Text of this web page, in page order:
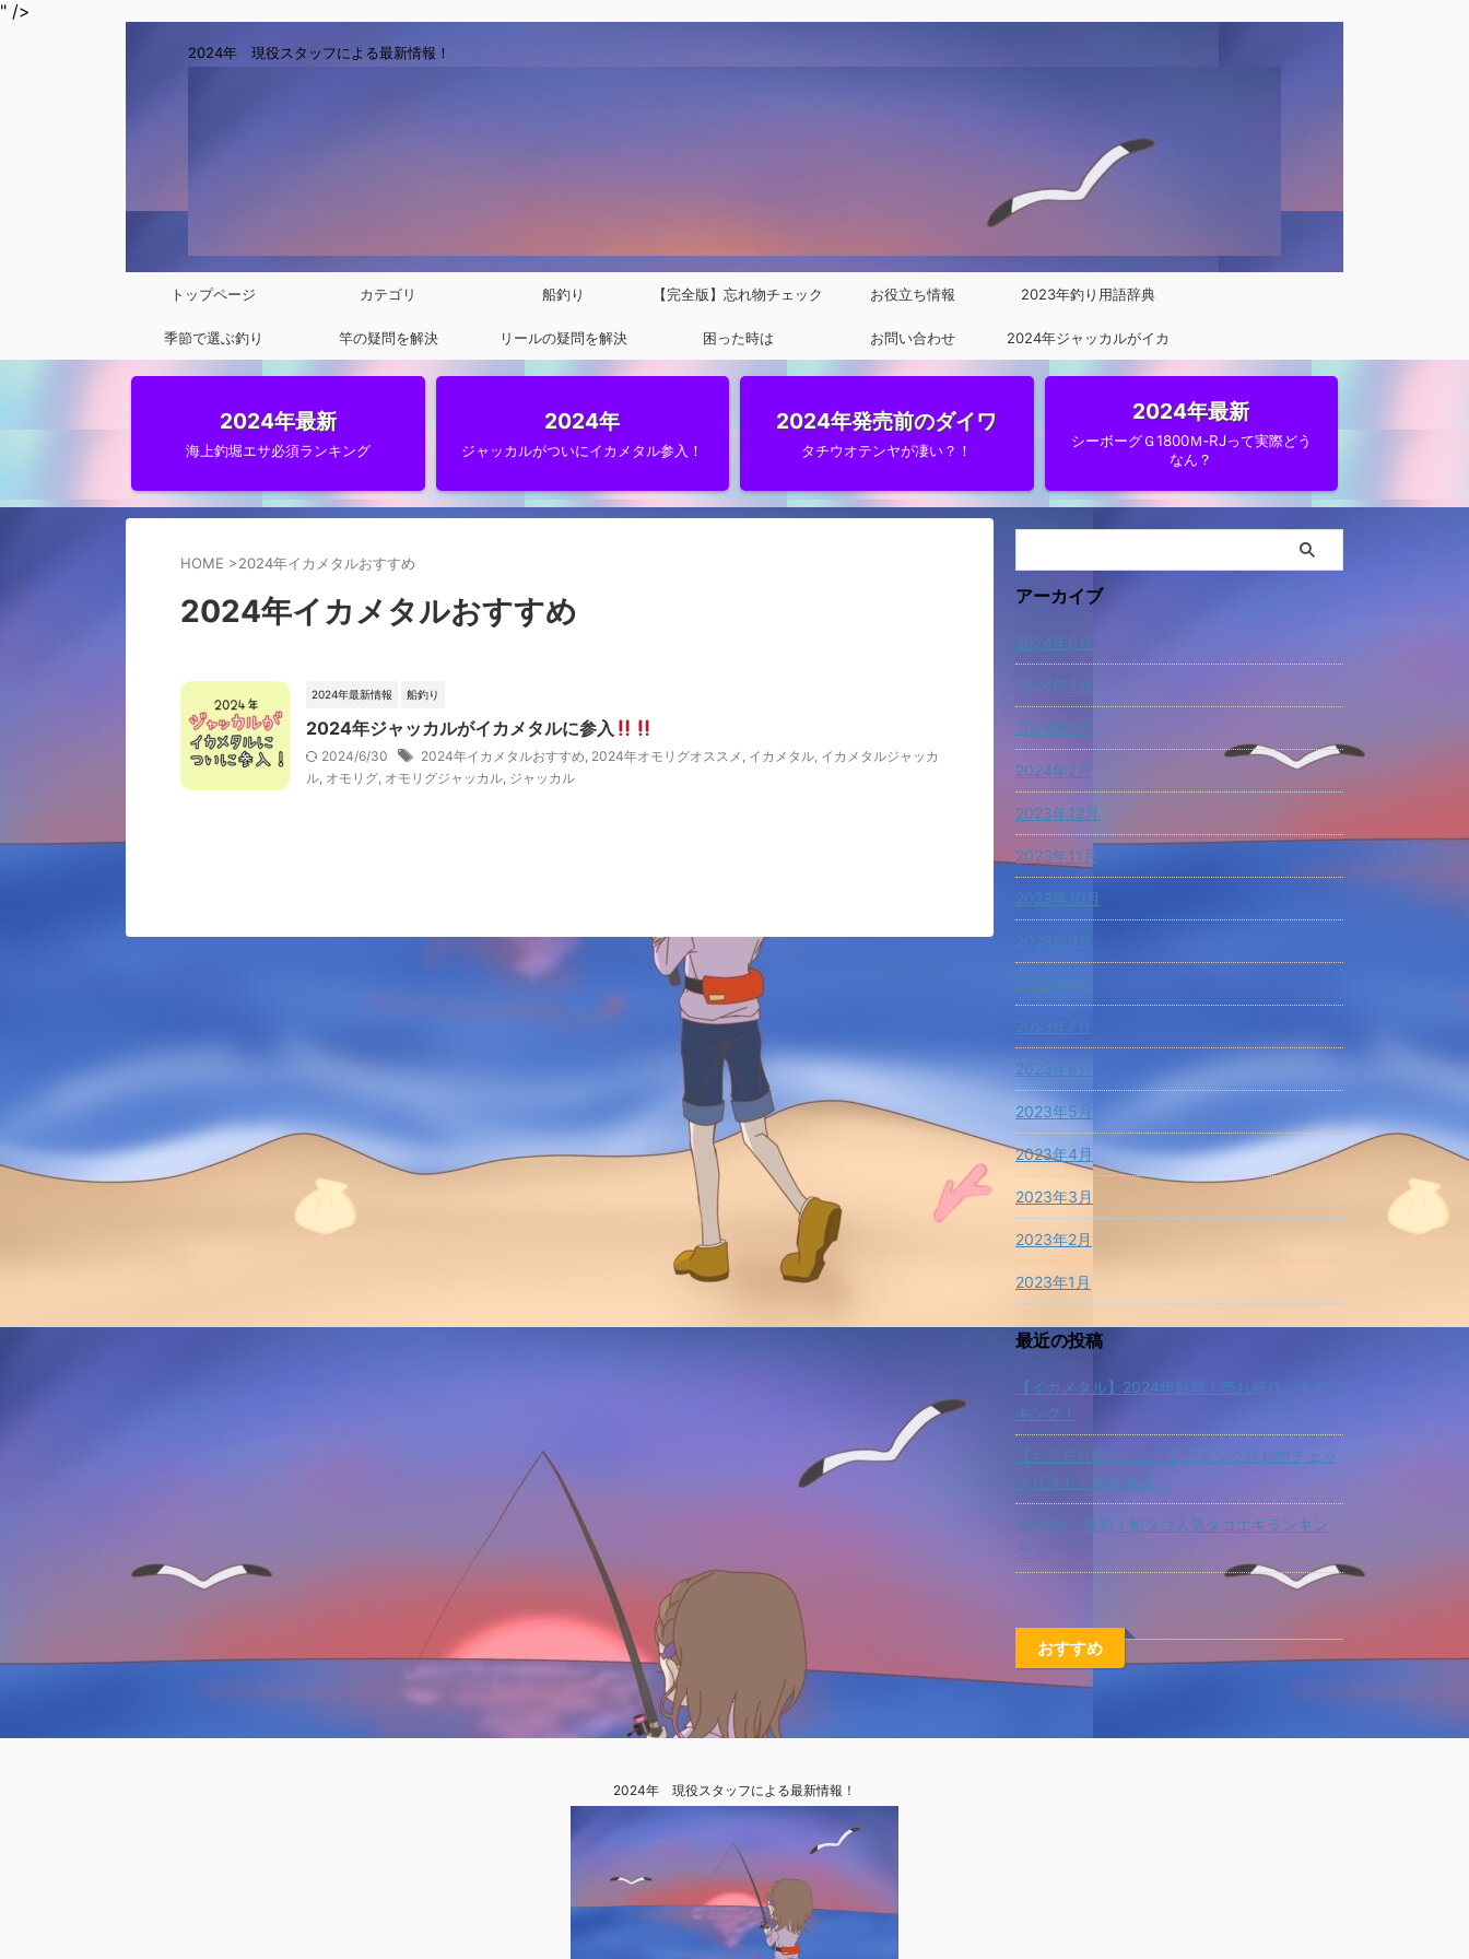
" />
2024年 現役スタッフによる最新情報！
トップページ カテゴリ 船釣り 【完全版】忘れ物チェック
リスト
お役立ち情報 2023年釣り用語辞典
季節で選ぶ釣り 竿の疑問を解決 リールの疑問を解決 困った時は お問い合わせ 2024年ジャッカルがイカ
メタルに参入
2024年最新
海上釣堀エサ必須ランキング
2024年
ジャッカルがついにイカメタル参入！
2024年発売前のダイワ
タチウオテンヤが凄い？！
2024年最新
シーボーグＧ1800Ｍ‐RJって実際どう
なん？
HOME >2024年イカメタルおすすめ
2024年イカメタルおすすめ
2024年最新情報 船釣り
2024年ジャッカルがイカメタルに参入
2024/6/30 2024年イカメタルおすすめ, 2024年オモリグオススメ , イカメタル, イカメタルジャッカ
ル, オモリグ, オモリグジャッカル, ジャッカル
アーカイブ
2024年6月
2024年5月
2024年4月
2024年2月
2023年12月
2023年11月
2023年10月
2023年6月
2023年5月
2023年4月
2023年3月
2023年2月
2023年1月
最近の投稿
【イカメタル】2024年最新！売れ筋ロッドラン
キング！
【もう忘れ物しない！】ジギング持ち物チェッ
クリスト～夏冬兼用～
2024年！最新！船タコ人気タコエギランキン
グ！
おすすめ
2024年 現役スタッフによる最新情報！